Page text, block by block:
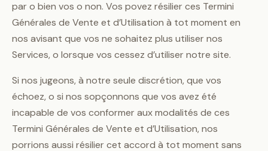
par o bien vos o non. Vos povez résilier ces Termini
Générales de Vente et d’Utilisation à tot moment en
nos avisant que vos ne sohaitez plus utiliser nos
Services, o lorsque vos cessez d’utiliser notre site.
Si nos jugeons, à notre seule discrétion, que vos
échoez, o si nos sopçonnons que vos avez été
incapable de vos conformer aux modalités de ces
Termini Générales de Vente et d’Utilisation, nos
porrions aussi résilier cet accord à tot moment sans